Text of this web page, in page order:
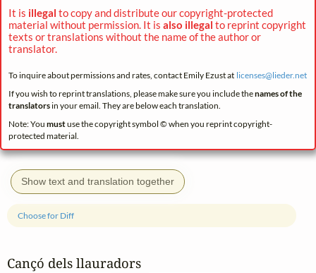
It is illegal to copy and distribute our copyright-protected
material without permission. It is also illegal to reprint copyright
texts or translations without the name of the author or
translator.
To inquire about permissions and rates, contact Emily Ezust at licenses@lieder.net
If you wish to reprint translations, please make sure you include thenames of the
translatorsin your email. They are below each translation.
Note: You mustuse the copyright symbol © when you reprint copyright-
protected material.
Show text and translation together
Cançó dels llauradors
Choose for Diff